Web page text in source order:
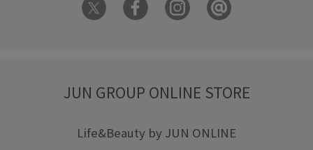
JUN GROUP ONLINE STORE
Life&Beauty by JUN ONLINE